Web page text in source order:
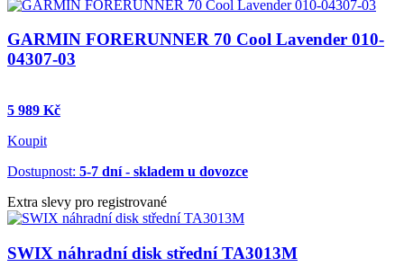
GARMIN FORERUNNER 70 Cool Lavender 010-
04307-03
5 989 Kč
Koupit
Dostupnost: 5-7 dní - skladem u dovozce
Extra slevy pro registrované
SWIX náhradní disk střední TA3013M